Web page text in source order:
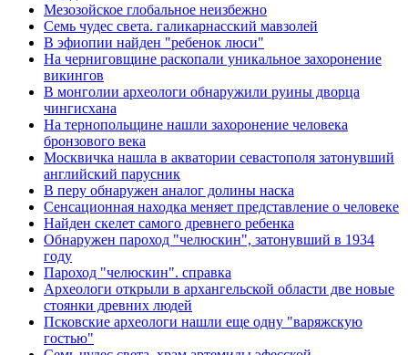
Мезозойское глобальное неизбежно
Семь чудес света. галикарнасский мавзолей
В эфиопии найден "ребенок люси"
На черниговщине раскопали уникальное захоронение
викингов
В монголии археологи обнаружили руины дворца
чингисхана
На тернопольщине нашли захоронение человека
бронзового века
Москвичка нашла в акватории севастополя затонувший
английский парусник
В перу обнаружен аналог долины наска
Сенсационная находка меняет представление о человеке
Найден скелет самого древнего ребенка
Обнаружен пароход "челюскин", затонувший в 1934
году
Пароход "челюскин". справка
Археологи открыли в архангельской области две новые
стоянки древних людей
Псковские археологи нашли еще одну "варяжскую
гостью"